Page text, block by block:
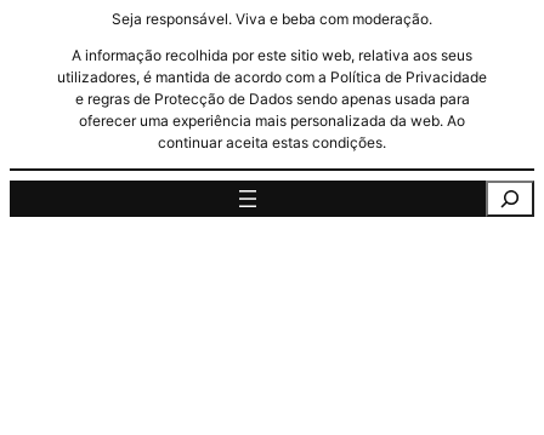
Seja responsável. Viva e beba com moderação.
A informação recolhida por este sitio web, relativa aos seus
utilizadores, é mantida de acordo com a Política de Privacidade
e regras de Protecção de Dados sendo apenas usada para
oferecer uma experiência mais personalizada da web. Ao
continuar aceita estas condições.